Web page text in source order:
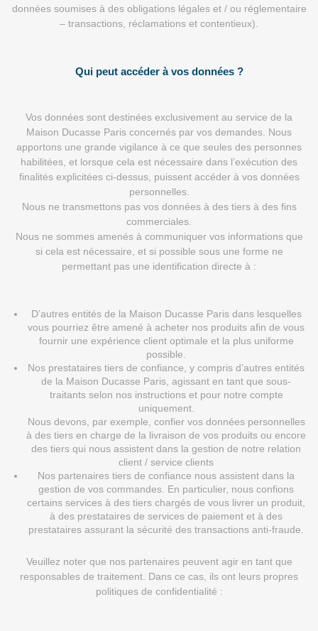
données soumises à des obligations légales et / ou réglementaire
– transactions, réclamations et contentieux).
Qui peut accéder à vos données ?
Vos données sont destinées exclusivement au service de la
Maison Ducasse Paris concernés par vos demandes. Nous
apportons une grande vigilance à ce que seules des personnes
habilitées, et lorsque cela est nécessaire dans l’exécution des
finalités explicitées ci-dessus, puissent accéder à vos données
personnelles.
Nous ne transmettons pas vos données à des tiers à des fins
commerciales.
Nous ne sommes amenés à communiquer vos informations que
si cela est nécessaire, et si possible sous une forme ne
permettant pas une identification directe à :
D’autres entités de la Maison Ducasse Paris dans lesquelles
vous pourriez être amené à acheter nos produits afin de vous
fournir une expérience client optimale et la plus uniforme
possible.
Nos prestataires tiers de confiance, y compris d’autres entités
de la Maison Ducasse Paris, agissant en tant que sous-
traitants selon nos instructions et pour notre compte
uniquement.
Nous devons, par exemple, confier vos données personnelles
à des tiers en charge de la livraison de vos produits ou encore
des tiers qui nous assistent dans la gestion de notre relation
client / service clients
Nos partenaires tiers de confiance nous assistent dans la
gestion de vos commandes. En particulier, nous confions
certains services à des tiers chargés de vous livrer un produit,
à des prestataires de services de paiement et à des
prestataires assurant la sécurité des transactions anti-fraude.
Veuillez noter que nos partenaires peuvent agir en tant que
responsables de traitement. Dans ce cas, ils ont leurs propres
politiques de confidentialité :